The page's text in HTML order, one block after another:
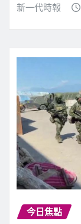
新一代時報
今日焦點